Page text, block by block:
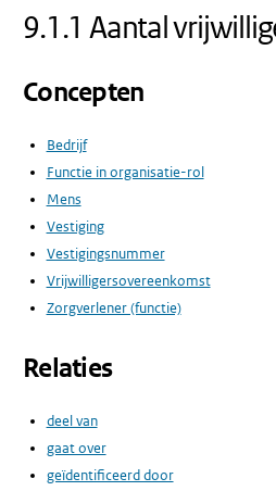
9.1.1 Aantal
Concepten
Bedrijf
Functie in organisatie-rol
Mens
Vestiging
Vestigingsnummer
Vrijwilligersovereenkomst
Zorgverlener (functie)
Relaties
deel van
gaat over
geïdentificeerd door